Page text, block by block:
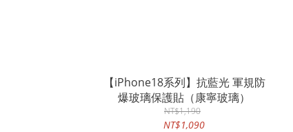
【iPhone18系列】抗藍光 軍規防
爆玻璃保護貼（康寧玻璃）
NT$1,190
NT$1,090